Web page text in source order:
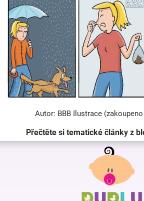
Autor: BBB Ilustrace
Přečtěte si tematické články z
Z